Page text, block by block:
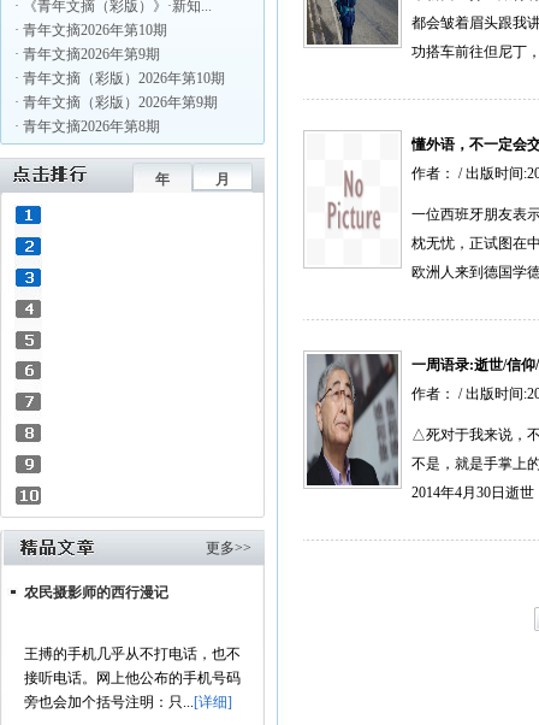
· 《青年文摘（彩版）》·新知...
· 青年文摘2026年第10期
· 青年文摘2026年第9期
· 青年文摘（彩版）2026年第10期
· 青年文摘（彩版）2026年第9期
· 青年文摘2026年第8期
年 月
更多>>
农民摄影师的西行漫记
王搏的手机几乎从不打电话，也不
接听电话。网上他公布的手机号码
旁也会加个括号注明：只...[详细]
都会皱着眉头跟我
功搭车前往但尼丁
懂外语，不一定会
作者： / 出版时间
一位西班牙朋友表
枕无忧，正试图在
欧洲人来到德国学
一周语录:逝世/信仰
作者： / 出版时间
△死对于我来说，
不是，就是手掌上
2014年4月30日逝